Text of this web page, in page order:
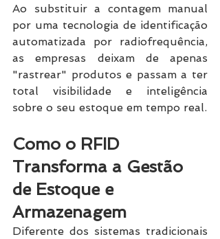
Ao substituir a contagem manual
por uma tecnologia de identificação
automatizada por radiofrequência,
as empresas deixam de apenas
"rastrear" produtos e passam a ter
total visibilidade e inteligência
sobre o seu estoque em tempo real.
Como o RFID
Transforma a Gestão
de Estoque e
Armazenagem
Diferente dos sistemas tradicionais